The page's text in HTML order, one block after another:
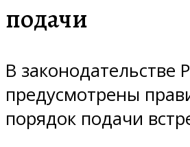
подачи
В законодательстве
предусмотрены
порядок подачи